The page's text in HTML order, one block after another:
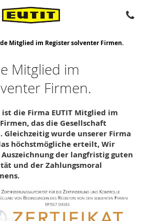
Mitglied im Register solventer Firmen.
Mitglied im
Firmen.
ist die Firma EUTIT Mitglied im
das die Gesellschaft
Gleichzeitig wurde unserer Firma
höchstmögliche erteilt, Wir
der langfristig guten
und der Zahlungsmoral